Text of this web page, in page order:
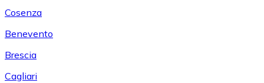
Cosenza
Benevento
Brescia
Cagliari